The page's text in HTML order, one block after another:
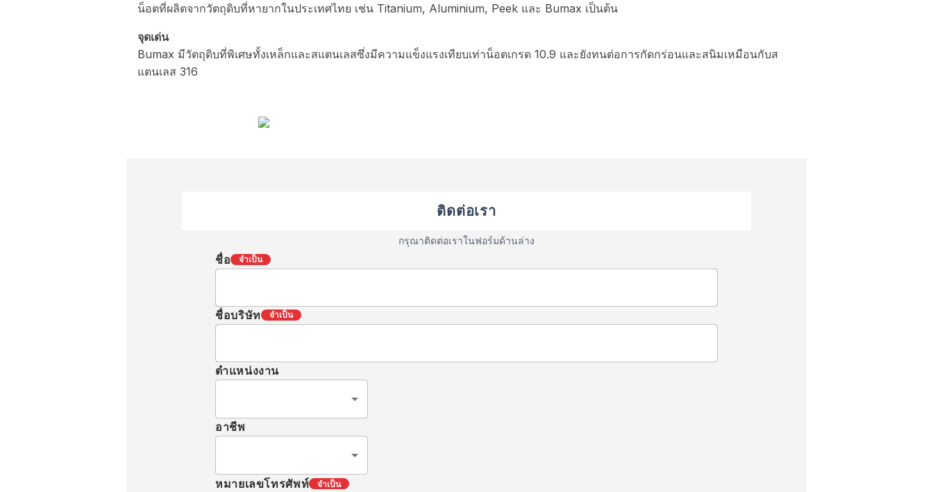
น็อตที่ผลิตจากวัตถุดิบที่หายากในประเทศไทย เช่น Titanium, Aluminium, Peek และ Bumax เป็นต้น
จุดเด่น
Bumax มีวัตถุดิบที่พิเศษทั้งเหล็กและสแตนเลสซึ่งมีความแข็งแรงเทียบเท่าน็อตเกรด 10.9 และยังทนต่อการกัดกร่อนและสนิมเหมือนกับส
แตนเลส 316
ติดต่อเรา
กรุณาติดต่อเราในฟอร์มด้านล่าง
ชื่อ จำเป็น
ชื่อบริษัท จำเป็น
ตำแหน่งงาน
อาชีพ
หมายเลขโทรศัพท์ จำเป็น